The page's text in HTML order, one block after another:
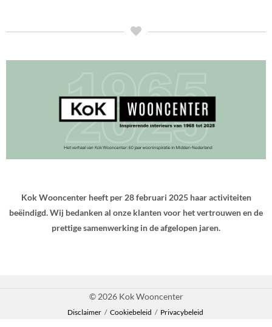
Kok Wooncenter heeft per 28 februari 2025 haar activiteiten
beëindigd. Wij bedanken al onze klanten voor het vertrouwen en de
prettige samenwerking in de afgelopen jaren.
© 2026 Kok Wooncenter
Disclaimer / Cookiebeleid / Privacybeleid